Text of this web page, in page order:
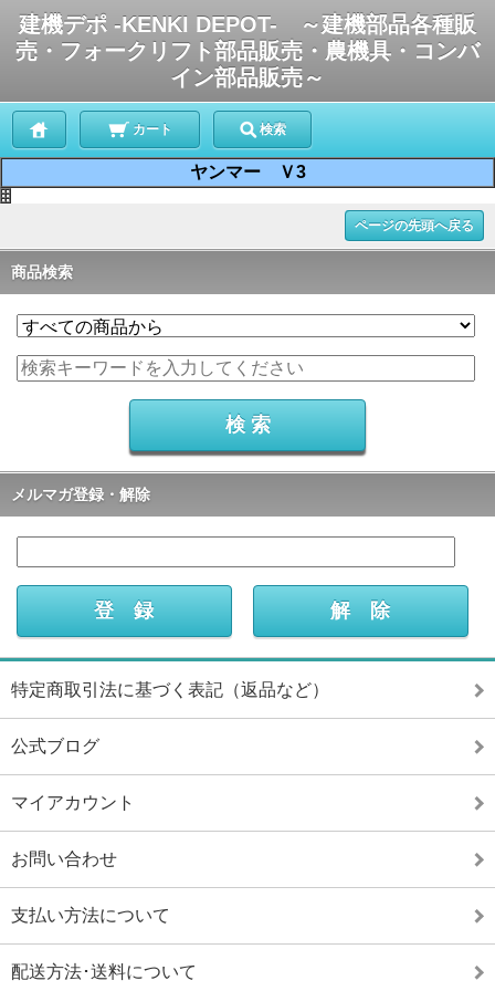
建機デポ -KENKI DEPOT- ～建機部品各種販
売・フォークリフト部品販売・農機具・コンバ
イン部品販売～
カート 検索
ヤンマー Ｖ3
ページの先頭へ戻る
商品検索
メルマガ登録・解除
特定商取引法に基づく表記（返品など）
公式ブログ
マイアカウント
お問い合わせ
支払い方法について
配送方法･送料について